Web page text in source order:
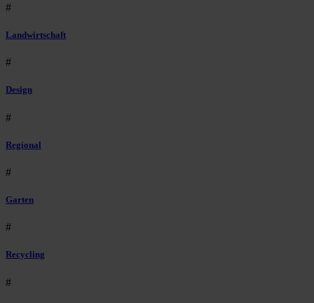
#
Landwirtschaft
#
Design
#
Regional
#
Garten
#
Recycling
#